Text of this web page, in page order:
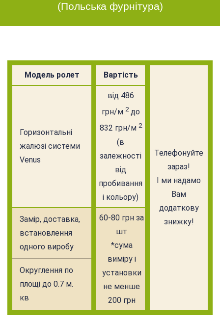
(Польська фурнітура)
Модель ролет Вартість
Телефонуйте
зараз!
І ми надамо
Вам
додаткову
знижку!
Горизонтальні
жалюзі системи
Venus
від 486
грн/м 2до
832 грн/м 2
(в
залежності
від
пробивання
і кольору)
Замiр, доставка,
встановлення
одного виробу
60-80 грн за
шт
*сума
виміру і
установки
не менше
200 грн
Округлення по
площі до 0.7 м.
кв